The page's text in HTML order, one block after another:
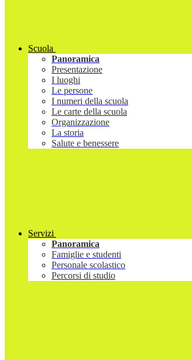
Scuola
Panoramica
Presentazione
I luoghi
Le persone
I numeri della scuola
Le carte della scuola
Organizzazione
La storia
Salute e benessere
Servizi
Panoramica
Famiglie e studenti
Personale scolastico
Percorsi di studio